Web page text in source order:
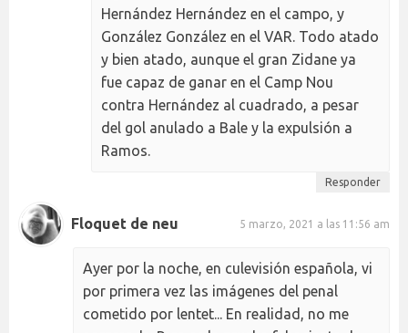
Hernández Hernández en el campo, y
González González en el VAR. Todo atado
y bien atado, aunque el gran Zidane ya
fue capaz de ganar en el Camp Nou
contra Hernández al cuadrado, a pesar
del gol anulado a Bale y la expulsión a
Ramos.
Responder
Floquet de neu 5 marzo, 2021 a las 11:56 am
Ayer por la noche, en culevisión española, vi
por primera vez las imágenes del penal
cometido por lentet... En realidad, no me